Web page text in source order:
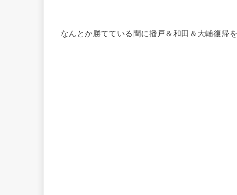
なんとか勝てている間に播戸＆和田＆大輔復帰